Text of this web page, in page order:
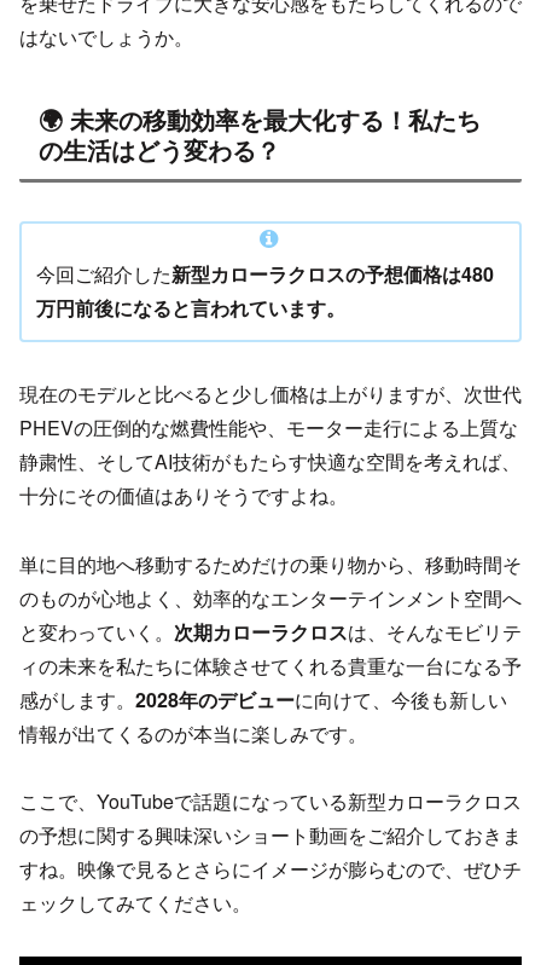
はないでしょうか。
🌍 未来の移動効率を最大化する！私たち
の生活はどう変わる？
今回ご紹介した新型カローラクロスの予想価格は480
万円前後になると言われています。
現在のモデルと比べると少し価格は上がりますが、次世代
PHEVの圧倒的な燃費性能や、モーター走行による上質な
静粛性、そしてAI技術がもたらす快適な空間を考えれば、
十分にその価値はありそうですよね。
単に目的地へ移動するためだけの乗り物から、移動時間そ
のものが心地よく、効率的なエンターテインメント空間へ
と変わっていく。 次期カローラクロスは、そんなモビリテ
ィの未来を私たちに体験させてくれる貴重な一台になる予
感がします。 2028年のデビューに向けて、今後も新しい
情報が出てくるのが本当に楽しみです。
ここで、YouTubeで話題になっている新型カローラクロス
の予想に関する興味深いショート動画をご紹介しておきま
すね。映像で見るとさらにイメージが膨らむので、ぜひチ
ェックしてみてください。